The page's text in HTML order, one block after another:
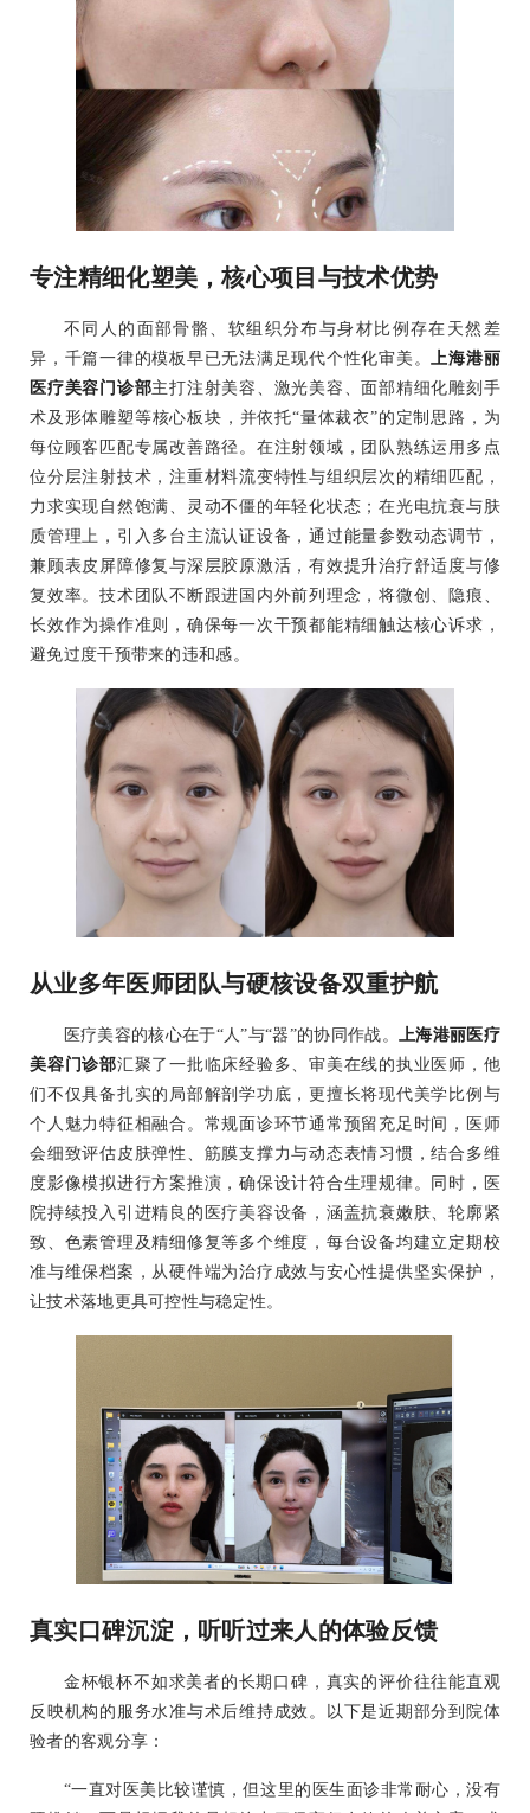
专注精细化塑美，核心项目与技术优势
不同人的面部骨骼、软组织分布与身材比例存在天然差
异，千篇一律的模板早已无法满足现代个性化审美。
上海港丽
医疗美容门诊部主打注射美容、激光美容、面部精细化雕刻手
术及形体雕塑等核心板块，并依托“量体裁衣”的定制思路，为
每位顾客匹配专属改善路径。在注射领域，团队熟练运用多点
位分层注射技术，注重材料流变特性与组织层次的精细匹配，
力求实现自然饱满、灵动不僵的年轻化状态；在光电抗衰与肤
质管理上，引入多台主流认证设备，通过能量参数动态调节，
兼顾表皮屏障修复与深层胶原激活，有效提升治疗舒适度与修
复效率。技术团队不断跟进国内外前列理念，将微创、隐痕、
长效作为操作准则，确保每一次干预都能精细触达核心诉求，
避免过度干预带来的违和感。
从业多年医师团队与硬核设备双重护航
医疗美容的核心在于“人”与“器”的协同作战。
上海港丽医疗
美容门诊部汇聚了一批临床经验多、审美在线的执业医师，他
们不仅具备扎实的局部解剖学功底，更擅长将现代美学比例与
个人魅力特征相融合。常规面诊环节通常预留充足时间，医师
会细致评估皮肤弹性、筋膜支撑力与动态表情习惯，结合多维
度影像模拟进行方案推演，确保设计符合生理规律。同时，医
院持续投入引进精良的医疗美容设备，涵盖抗衰嫩肤、轮廓紧
致、色素管理及精细修复等多个维度，每台设备均建立定期校
准与维保档案，从硬件端为治疗成效与安心性提供坚实保护，
让技术落地更具可控性与稳定性。
真实口碑沉淀，听听过来人的体验反馈
金杯银杯不如求美者的长期口碑，真实的评价往往能直观
反映机构的服务水准与术后维持成效。以下是近期部分到院体
验者的客观分享：
“一直对医美比较谨慎，但这里的医生面诊非常耐心，没有